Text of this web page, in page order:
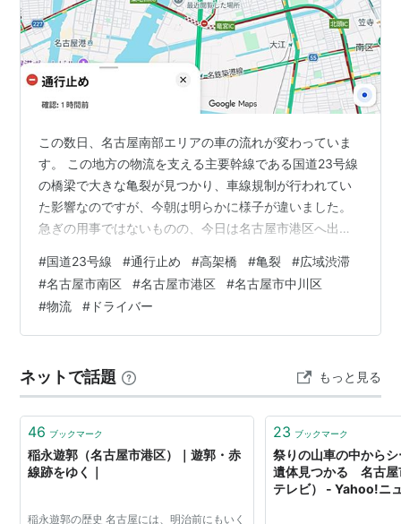
この数日、名古屋南部エリアの車の流れが変わっていま
す。 この地方の物流を支える主要幹線である国道23号線
の橋梁で大きな亀裂が見つかり、車線規制が行われてい
た影響なのですが、今朝は明らかに様子が違いました。
急ぎの用事ではないものの、今日は名古屋市港区へ出掛
線規制どころか、通行止めになってしまっていたので
す。 share.google search.yahoo.co.jp この辺りは中部地
方の大手製造業の工場が密集するエリアで、今は分かり
ませんが、かつては時間当たりの車両通行量が日本一と
ど…
#国道23号線 #通行止め #高架橋 #亀裂 #広域渋滞
#名古屋市南区 #名古屋市港区 #名古屋市中川区
#物流 # ドライバー
ネットで話題 もっと見る
46 ブックマーク
稲永遊郭（名古屋市港区）｜遊郭・赤
線跡をゆく｜
稲永遊郭の歴史 名古屋には、明治前にもいく
23 ブックマーク
祭りの山車の中から
遺体見つかる 名古屋
テレビ） - Yahoo!ニ